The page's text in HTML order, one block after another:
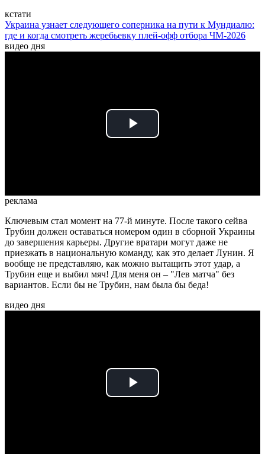
кстати
Украина узнает следующего соперника на пути к Мундиалю:
где и когда смотреть жеребьевку плей-офф отбора ЧМ-2026
видео дня
Play
реклама
Ключевым стал момент на 77-й минуте. После такого сейва
Трубин должен оставаться номером один в сборной Украины
до завершения карьеры. Другие вратари могут даже не
приезжать в национальную команду, как это делает Лунин. Я
вообще не представляю, как можно вытащить этот удар, а
Трубин еще и выбил мяч! Для меня он – "Лев матча" без
вариантов. Если бы не Трубин, нам была бы беда!
видео дня
Play